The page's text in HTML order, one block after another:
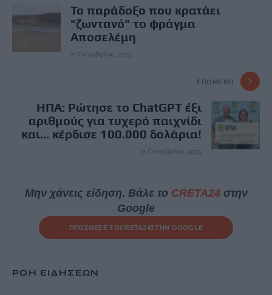
Το παράδοξο που κρατάει
"ζωντανό" το φράγμα
Αποσελέμη
21 Οκτωβρίου, 2025
ΕΠΌΜΕΝΟ
HΠΑ: Ρώτησε το ChatGPT έξι
αριθμούς για τυχερό παιχνίδι
και... κέρδισε 100.000 δολάρια!
21 Οκτωβρίου, 2025
Μην χάνεις είδηση. Βάλε το CRETA24στην
Google
ΠΡΟΣΘΕΣΕ ΤΟCRETA24ΣΤΗΝ GOOGLE
ΡΟΗ ΕΙΔΗΣΕΩΝ